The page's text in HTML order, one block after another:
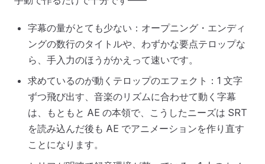
字幕の量がとても少ない：オープニング・エンディ
ングの数行のタイトルや、わずかな要点テロップな
ら、手入力のほうがかえって速いです。
求めているのが動くテロップのエフェクト：1 文字
ずつ飛び出す、音楽のリズムに合わせて動く字幕
は、もともと AE の本領で、こうしたニーズは SRT
を読み込んだ後も AE でアニメーションを作り直す
ことになります。